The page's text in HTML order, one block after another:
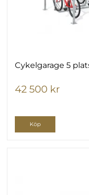
Cykelgarage 5
42 500 kr
Köp